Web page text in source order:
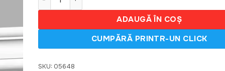
ADAUGĂ ÎN COȘ
SKU: 05648